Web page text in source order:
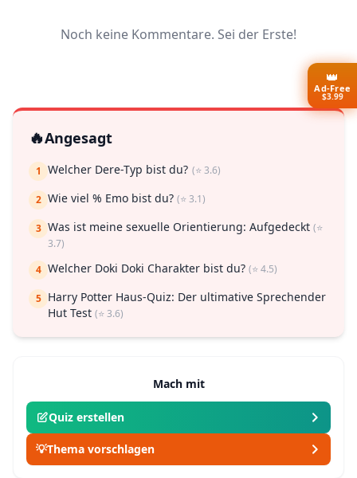
Noch keine Kommentare. Sei der Erste!
🔥Angesagt
1 Welcher Dere-Typ bist du? (⭐ 3.6)
2 Wie viel % Emo bist du? (⭐ 3.1)
3 Was ist meine sexuelle Orientierung: Aufgedeckt (⭐
3.7)
4 Welcher Doki Doki Charakter bist du? (⭐ 4.5)
5 Harry Potter Haus-Quiz: Der ultimative Sprechender
Hut Test (⭐ 3.6)
Mach mit
Quiz erstellen
💡Thema vorschlagen
👑
Ad-Free
$3.99